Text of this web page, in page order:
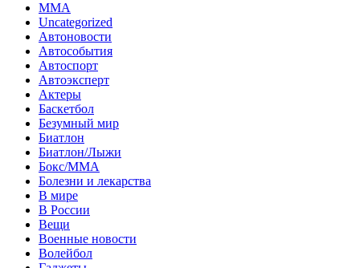
MMA
Uncategorized
Автоновости
Автособытия
Автоспорт
Автоэксперт
Актеры
Баскетбол
Безумный мир
Биатлон
Биатлон/Лыжи
Бокс/MMA
Болезни и лекарства
В мире
В России
Вещи
Военные новости
Волейбол